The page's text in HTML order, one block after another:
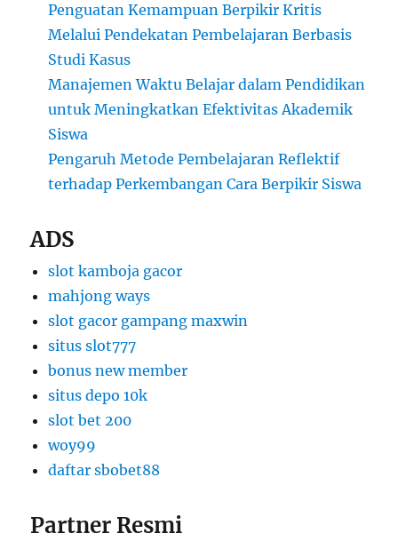
Penguatan Kemampuan Berpikir Kritis
Melalui Pendekatan Pembelajaran Berbasis
Studi Kasus
Manajemen Waktu Belajar dalam Pendidikan
untuk Meningkatkan Efektivitas Akademik
Siswa
Pengaruh Metode Pembelajaran Reflektif
terhadap Perkembangan Cara Berpikir Siswa
ADS
slot kamboja gacor
mahjong ways
slot gacor gampang maxwin
situs slot777
bonus new member
situs depo 10k
slot bet 200
woy99
daftar sbobet88
Partner Resmi